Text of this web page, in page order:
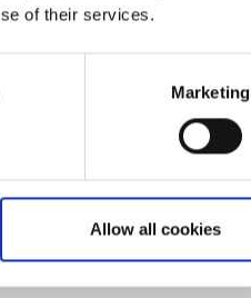
of their services.
Marketing
Allow all cookies